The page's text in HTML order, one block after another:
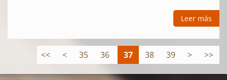
Leer más
<< < 35 36 37 38 39 > >>